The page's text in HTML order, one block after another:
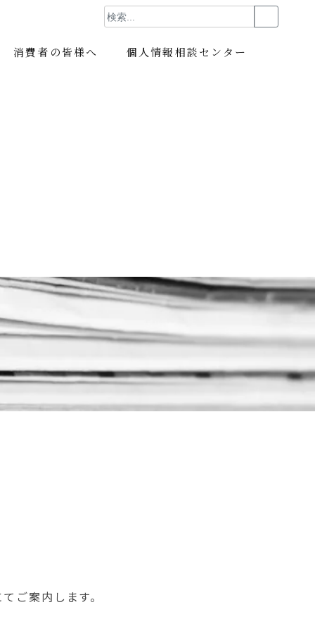
消費者の皆様へ 個人情報相談センター
ご案内します。